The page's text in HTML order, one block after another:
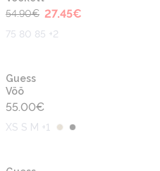
54.90€ 27.45€
75 80 85 +2
Guess
Vöö
55.00€
XS S M +1